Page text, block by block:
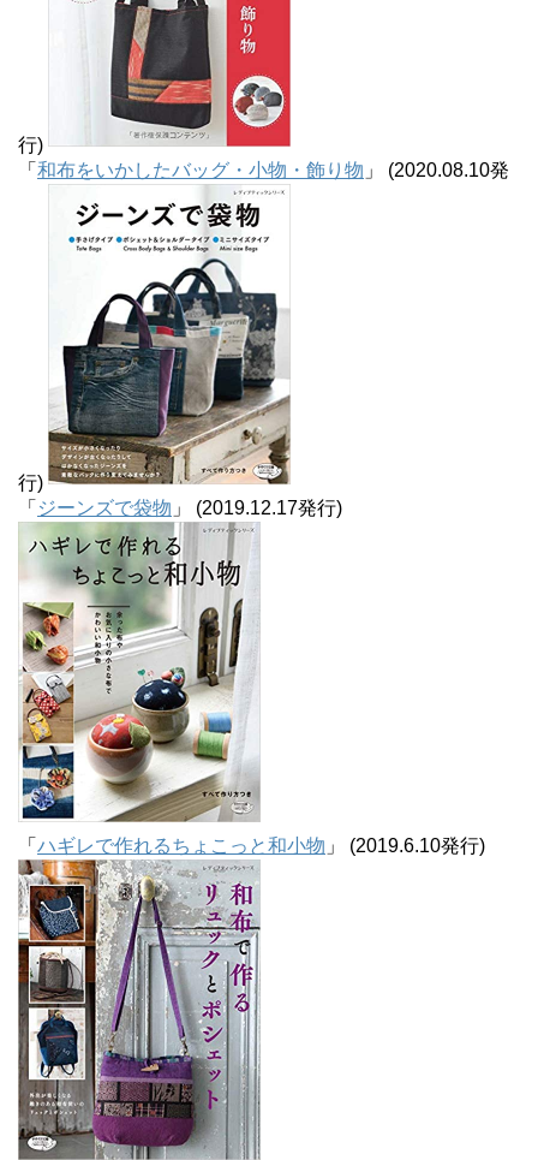
行)
「 和布をいかしたバッグ・小物・飾り物 」 (2020.08.10発
行)
「 ジーンズで袋物 」 (2019.12.17発行)
「 ハギレで作れるちょこっと和小物 」 (2019.6.10発行)